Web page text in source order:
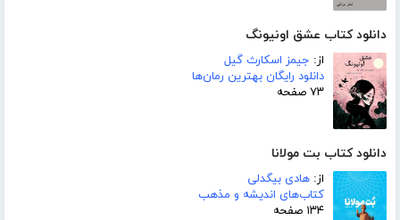
دانلود کتاب عشق اونیونگ
از: جیمز اسکارث گیل
دانلود رایگان بهترین رمان‌ها
۷۳ صفحه
دانلود کتاب بت مولانا
از: هادی بیگدلی
کتاب‌های اندیشه و مذهب
۱۳۴ صفحه